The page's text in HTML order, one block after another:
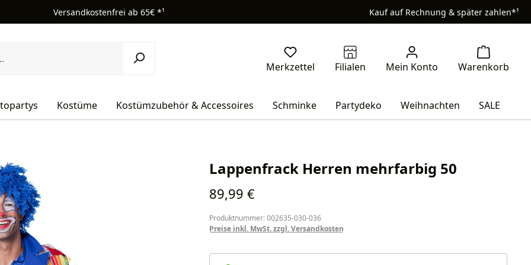
Versandkostenfrei ab 65€ *¹ Kauf auf Rechnung & später zahlen*¹
Kostüme Kostümzubehör & Accessoires Schminke Partydeko Weihnachten SALE
Lappenfrack Herren mehrfarbig 50
Regulärer Preis:
89,99 €
Produktnummer: 002635-030-036
Preise inkl. MwSt. zzgl. Versandkosten